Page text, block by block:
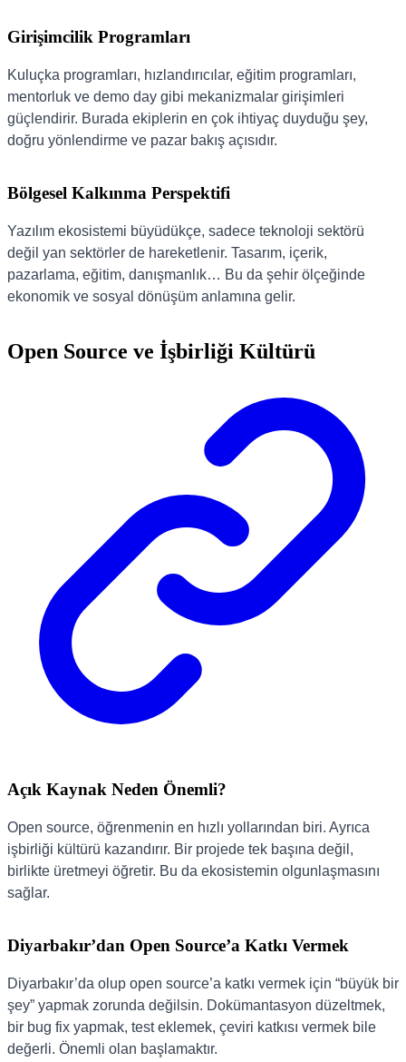
Girişimcilik Programları
Kuluçka programları, hızlandırıcılar, eğitim programları,
mentorluk ve demo day gibi mekanizmalar girişimleri
güçlendirir. Burada ekiplerin en çok ihtiyaç duyduğu şey,
doğru yönlendirme ve pazar bakış açısıdır.
Bölgesel Kalkınma Perspektifi
Yazılım ekosistemi büyüdükçe, sadece teknoloji sektörü
değil yan sektörler de hareketlenir. Tasarım, içerik,
pazarlama, eğitim, danışmanlık… Bu da şehir ölçeğinde
ekonomik ve sosyal dönüşüm anlamına gelir.
Open Source ve İşbirliği Kültürü
Açık Kaynak Neden Önemli?
Open source, öğrenmenin en hızlı yollarından biri. Ayrıca
işbirliği kültürü kazandırır. Bir projede tek başına değil,
birlikte üretmeyi öğretir. Bu da ekosistemin olgunlaşmasını
sağlar.
Diyarbakır’dan Open Source’a Katkı Vermek
Diyarbakır’da olup open source’a katkı vermek için “büyük bir
şey” yapmak zorunda değilsin. Dokümantasyon düzeltmek,
bir bug fix yapmak, test eklemek, çeviri katkısı vermek bile
değerli. Önemli olan başlamaktır.